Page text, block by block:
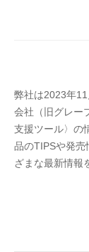
送
り
弊社は2023年
会社（旧グレー
支援ツール〉の
品のTIPSや発売
ざまな最新情報